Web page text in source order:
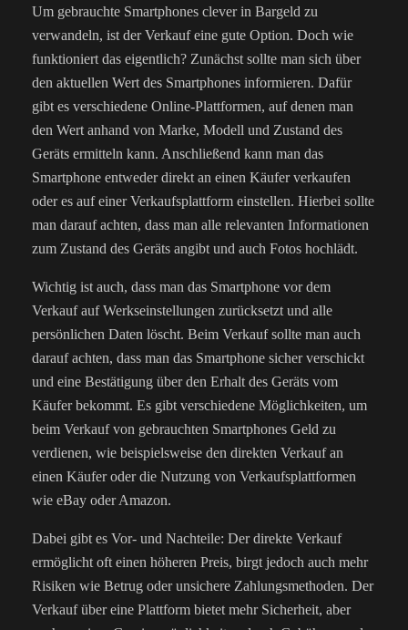
Um gebrauchte Smartphones clever in Bargeld zu
verwandeln, ist der Verkauf eine gute Option. Doch wie
funktioniert das eigentlich? Zunächst sollte man sich über
den aktuellen Wert des Smartphones informieren. Dafür
gibt es verschiedene Online-Plattformen, auf denen man
den Wert anhand von Marke, Modell und Zustand des
Geräts ermitteln kann. Anschließend kann man das
Smartphone entweder direkt an einen Käufer verkaufen
oder es auf einer Verkaufsplattform einstellen. Hierbei sollte
man darauf achten, dass man alle relevanten Informationen
zum Zustand des Geräts angibt und auch Fotos hochlädt.
Wichtig ist auch, dass man das Smartphone vor dem
Verkauf auf Werkseinstellungen zurücksetzt und alle
persönlichen Daten löscht. Beim Verkauf sollte man auch
darauf achten, dass man das Smartphone sicher verschickt
und eine Bestätigung über den Erhalt des Geräts vom
Käufer bekommt. Es gibt verschiedene Möglichkeiten, um
beim Verkauf von gebrauchten Smartphones Geld zu
verdienen, wie beispielsweise den direkten Verkauf an
einen Käufer oder die Nutzung von Verkaufsplattformen
wie eBay oder Amazon.
Dabei gibt es Vor- und Nachteile: Der direkte Verkauf
ermöglicht oft einen höheren Preis, birgt jedoch auch mehr
Risiken wie Betrug oder unsichere Zahlungsmethoden. Der
Verkauf über eine Plattform bietet mehr Sicherheit, aber